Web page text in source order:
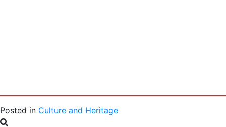
Posted in Culture and Heritage